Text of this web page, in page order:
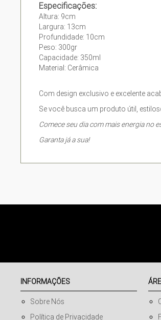
Especificações:
Altura: 9cm
Largura: 13cm
Profundidade: 10cm
Peso: 300gr
Capacidade: 350ml
Material: Cerâmica
Com design exclusivo e excelente
Se você busca um produto útil,
Comece seu dia com mais energia no
Garanta já a sua!
INFORMAÇÕES
Sobre Nós
Política de Privacidade